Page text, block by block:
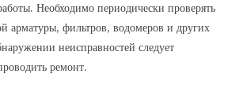
Необходимо периодически проверять
арматуры‚ фильтров‚ водомеров и других
неисправностей следует
ремонт.